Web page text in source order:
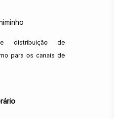
e distribuição de
para os canais de